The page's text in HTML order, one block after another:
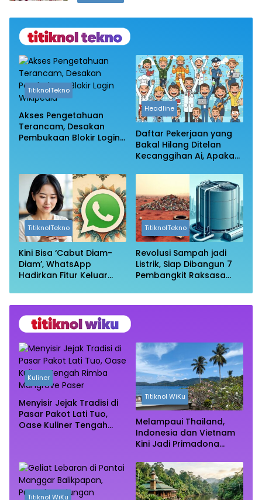
TitiknolTekno
Akses Pengetahuan
Terancam, Desakan
Pembukaan Blokir Login
Headline
Daftar Pekerjaan yang
Bakal Hilang Ditelan
Kecanggihan Ai, Apakah
Aman?
TitiknolTekno
Kini Bisa ‘Cabut Diam-
Diam’, WhatsApp
Hadirkan Fitur Keluar
TitiknolTekno
Revolusi Sampah jadi
Listrik, Siap Dibangun 7
Pembangkit Raksasa
Kuliner
Menyisir Jejak Tradisi di
Pasar Pakot Lati Tuo,
Oase Kuliner Tengah
Titiknol WiKu
Melampaui Thailand,
Indonesia dan Vietnam
Kini Jadi Primadona
Titiknol WiKu